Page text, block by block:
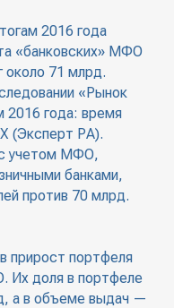
2016 года
«банковских» МФО
около 71 млрд.
«Рынок
2016 года: время
(Эксперт РА).
учетом МФО,
банками,
против 70 млрд.
прирост портфеля
Их доля в портфеле
а в объеме выдач —